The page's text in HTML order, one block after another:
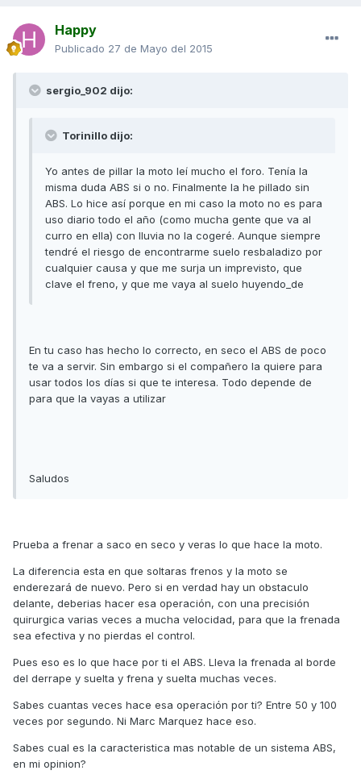
Happy
Publicado 27 de Mayo del 2015
sergio_902 dijo:
Torinillo dijo:
Yo antes de pillar la moto leí mucho el foro. Tenía la
misma duda ABS si o no. Finalmente la he pillado sin
ABS. Lo hice así porque en mi caso la moto no es para
uso diario todo el año (como mucha gente que va al
curro en ella) con lluvia no la cogeré. Aunque siempre
tendré el riesgo de encontrarme suelo resbaladizo por
cualquier causa y que me surja un imprevisto, que
clave el freno, y que me vaya al suelo huyendo_de
En tu caso has hecho lo correcto, en seco el ABS de poco
te va a servir. Sin embargo si el compañero la quiere para
usar todos los días si que te interesa. Todo depende de
para que la vayas a utilizar
Saludos
Prueba a frenar a saco en seco y veras lo que hace la moto.
La diferencia esta en que soltaras frenos y la moto se
enderezará de nuevo. Pero si en verdad hay un obstaculo
delante, deberias hacer esa operación, con una precisión
quirurgica varias veces a mucha velocidad, para que la frenada
sea efectiva y no pierdas el control.
Pues eso es lo que hace por ti el ABS. Lleva la frenada al borde
del derrape y suelta y frena y suelta muchas veces.
Sabes cuantas veces hace esa operación por ti? Entre 50 y 100
veces por segundo. Ni Marc Marquez hace eso.
Sabes cual es la caracteristica mas notable de un sistema ABS,
en mi opinion?